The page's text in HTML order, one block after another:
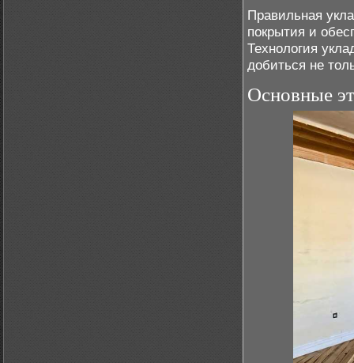
Правильная
покрытия и
Технология
добиться не
Основные